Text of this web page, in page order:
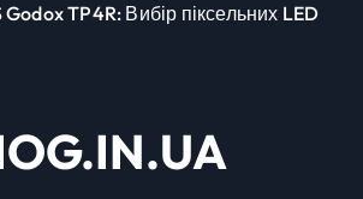
TP4R: Вибір піксельних LED